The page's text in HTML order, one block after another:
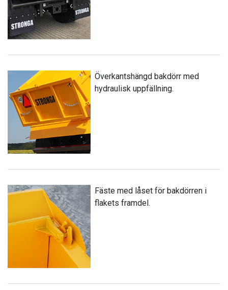
Överkantshängd bakdörr med
hydraulisk uppfällning.
Fäste med låset för bakdörren i
flakets framdel.